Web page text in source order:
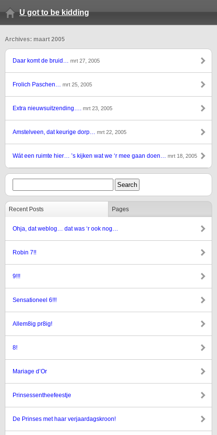
U got to be kidding
Archives: maart 2005
Daar komt de bruid… mrt 27, 2005
Frolich Paschen… mrt 25, 2005
Extra nieuwsuitzending…. mrt 23, 2005
Amstelveen, dat keurige dorp… mrt 22, 2005
Wát een ruimte hier… ’s kijken wat we ‘r mee gaan doen… mrt 18, 2005
Recent Posts Pages
Ohja, dat weblog… dat was ‘r ook nog…
Robin 7!!
9!!!
Sensationeel 6!!!
Allem8ig pr8ig!
8!
Mariage d’Or
Prinsessentheefeestje
De Prinses met haar verjaardagskroon!